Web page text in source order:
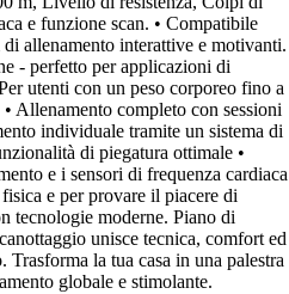
e funzione scan. • Compatibile
allenamento interattive e motivanti.
- perfetto per applicazioni di
utenti con un peso corporeo fino a
Allenamento completo con sessioni
individuale tramite un sistema di
di piegatura ottimale •
e i sensori di frequenza cardiaca
e per provare il piacere di
tecnologie moderne. Piano di
unisce tecnica, comfort ed
la tua casa in una palestra
globale e stimolante.